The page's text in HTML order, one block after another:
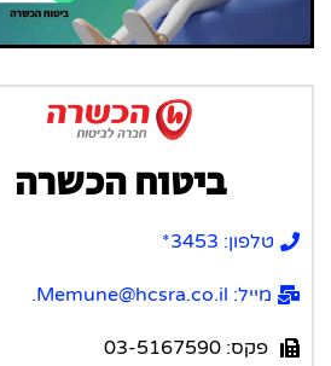
ביטוח הכשרה
טלפון: 3453*
מייל: Memune@hcsra.co.il.
פקס: 03-5167590